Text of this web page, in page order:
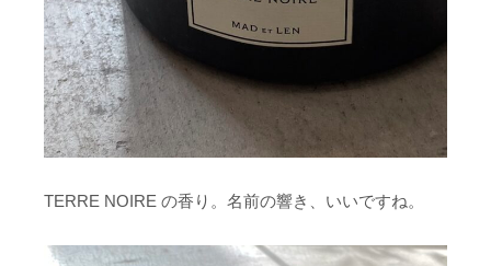
TERRE NOIRE の香り。名前の響き、いいですね。